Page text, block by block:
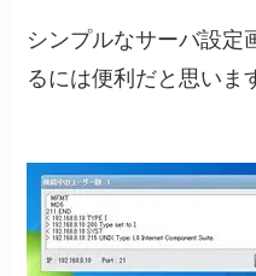
シンプルなサーバ設定
るには便利だと思いま